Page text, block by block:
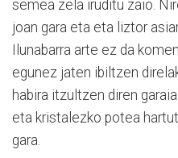
semea zela iruditu zaio.
joan gara eta eta liztor
Ilunabarra arte ez da
egunez jaten ibiltzen
habira itzultzen diren
eta kristalezko potea
gara.